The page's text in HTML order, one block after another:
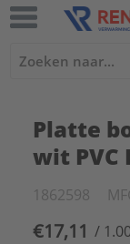
Platte
wit PVC
1862598
€17,11 / 1.00